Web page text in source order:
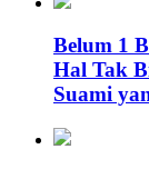
Belum 1
Hal Tak
Suami